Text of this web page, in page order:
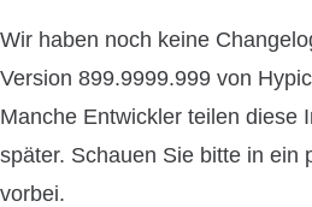
Wir haben noch keine
Version 899.9999.999 von
Manche Entwickler teilen diese
später. Schauen Sie bitte in ein
vorbei.